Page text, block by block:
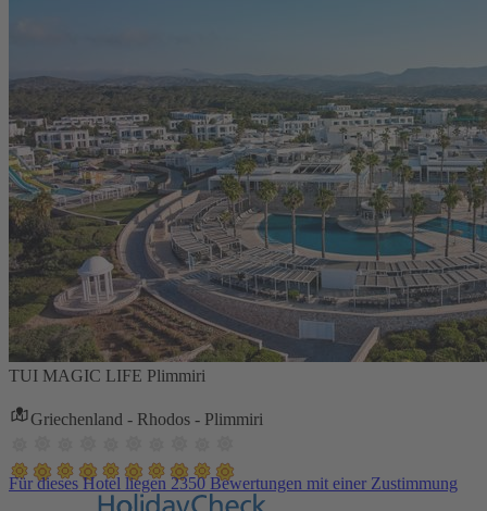
TUI MAGIC LIFE Plimmiri
Griechenland - Rhodos - Plimmiri
Für dieses Hotel liegen 2350 Bewertungen mit einer Zustimmung